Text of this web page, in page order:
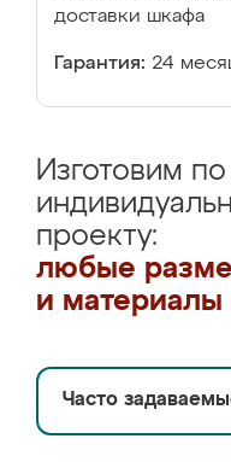
доставки шкафа
Гарантия: 24
Изготовим по
проекту:
любые
и материалы
Часто